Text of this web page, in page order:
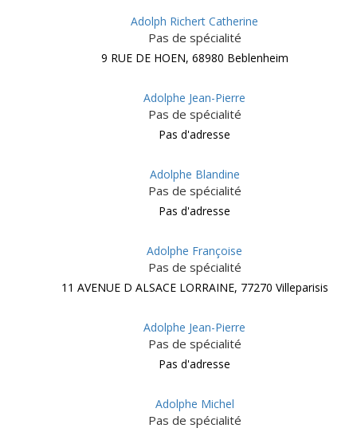
Adolph Richert Catherine
Pas de spécialité
9 RUE DE HOEN, 68980 Beblenheim
Adolphe Jean-Pierre
Pas de spécialité
Pas d'adresse
Adolphe Blandine
Pas de spécialité
Pas d'adresse
Adolphe Françoise
Pas de spécialité
11 AVENUE D ALSACE LORRAINE, 77270 Villeparisis
Adolphe Jean-Pierre
Pas de spécialité
Pas d'adresse
Adolphe Michel
Pas de spécialité